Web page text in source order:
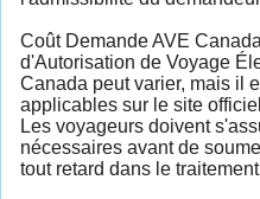
Coût Demande AVE
d'Autorisation de Voyage
Canada peut varier, mais il
applicables sur le site
Les voyageurs doivent
nécessaires avant de
tout retard dans le